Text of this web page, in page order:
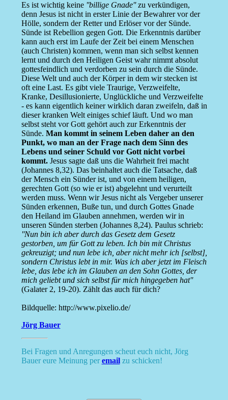
Es ist wichtig keine ''billige Gnade''zu verkündigen,
denn Jesus ist nicht in erster Linie der Bewahrer vor der
Hölle, sondern der Retter und Erlöser vor der Sünde.
Sünde ist Rebellion gegen Gott. Die Erkenntnis darüber
kann auch erst im Laufe der Zeit bei einem Menschen
(auch Christen) kommen, wenn man sich selbst kennen
lernt und durch den Heiligen Geist wahr nimmt absolut
gottesfeindlich und verdorben zu sein durch die Sünde.
Diese Welt und auch der Körper in dem wir stecken ist
oft eine Last. Es gibt viele Traurige, Verzweifelte,
Kranke, Desillusionierte, Unglückliche und Verzweifelte
- es kann eigentlich keiner wirklich daran zweifeln, daß in
dieser kranken Welt einiges schief läuft. Und wo man
selbst steht vor Gott gehört auch zur Erkenntnis der
Sünde. Man kommt in seinem Leben daher an den
Punkt, wo man an der Frage nach dem Sinn des
Lebens und seiner Schuld vor Gott nicht vorbei
kommt.Jesus sagte daß uns die Wahrheit frei macht
(Johannes 8,32). Das beinhaltet auch die Tatsache, daß
der Mensch ein Sünder ist, und von einem heiligen,
gerechten Gott (so wie er ist) abgelehnt und verurteilt
werden muss. Wenn wir Jesus nicht als Vergeber unserer
Sünden erkennen, Buße tun, und durch Gottes Gnade
den Heiland im Glauben annehmen, werden wir in
unseren Sünden sterben (Johannes 8,24). Paulus schrieb:
''Nun bin ich aber durch das Gesetz dem Gesetz
gestorben, um für Gott zu leben. Ich bin mit Christus
gekreuzigt; und nun lebe ich, aber nicht mehr ich [selbst],
sondern Christus lebt in mir. Was ich aber jetzt im Fleisch
lebe, das lebe ich im Glauben an den Sohn Gottes, der
mich geliebt und sich selbst für mich hingegeben hat''
(Galater 2, 19-20). Zählt das auch für dich?
Bildquelle: http://www.pixelio.de/
Jörg Bauer
Bei Fragen und Anregungen scheut euch nicht, Jörg
Bauer eure Meinung peremailzu schicken!